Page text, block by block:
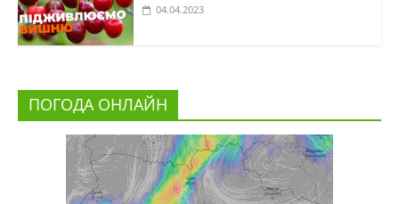
04.04.2023
ПОГОДА ОНЛАЙН